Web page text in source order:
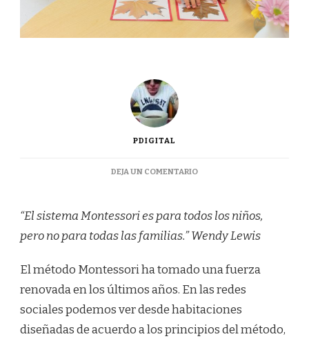
PDIGITAL
DEJA UN COMENTARIOEN
MONTESSORI,
¿ES
EL
MI
HIJO/A?
“El sistema Montessori es para todos los niños,
pero no para todas las familias.” Wendy Lewis
El método Montessori ha tomado una fuerza
renovada en los últimos años. En las redes
sociales podemos ver desde habitaciones
diseñadas de acuerdo a los principios del método,